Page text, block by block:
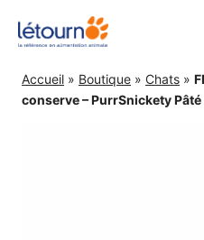
Accueil » Boutique » Chats »
conserve – PurrSnickety